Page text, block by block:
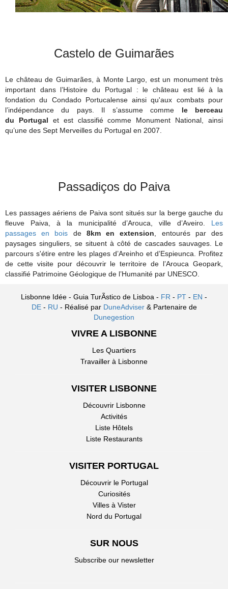
Castelo de Guimarães
Le château de Guimarães, à Monte Largo, est un monument très
important dans l’Histoire du Portugal : le château est lié à la
fondation du Condado Portucalense ainsi qu'aux combats pour
l’indépendance du pays. Il s’assume comme le berceau
du Portugal et est classifié comme Monument National, ainsi
qu’une des Sept Merveilles du Portugal en 2007.
Passadiços do Paiva
Les passages aériens de Paiva sont situés sur la berge gauche du
fleuve Paiva, à la municipalité d’Arouca, ville d’Aveiro. Les
passages en bois de8km en extension, entourés par des
paysages singuliers, se situent à côté de cascades sauvages. Le
parcours s'étire entre les plages d’Areinho et d’Espieunca. Profitez
de cette visite pour découvrir le territoire de l’Arouca Geopark,
classifié Patrimoine Géologique de l’Humanité par UNESCO.
Lisbonne Idée - Guia TurÃ­stico de Lisboa - FR - PT - EN -
DE- RU - Réalisé par DuneAdviser & Partenaire de
Dunegestion
VIVRE A LISBONNE
Les Quartiers
Travailler à Lisbonne
VISITER LISBONNE
Découvrir Lisbonne
Activités
Liste Hôtels
Liste Restaurants
VISITER PORTUGAL
Découvrir le Portugal
Curiosités
Villes à Vister
Nord du Portugal
SUR NOUS
Subscribe our newsletter